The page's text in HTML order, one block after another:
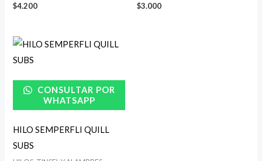
$4.200 $3.000
CONSULTAR POR
WHATSAPP
HILO SEMPERFLI QUILL
SUBS